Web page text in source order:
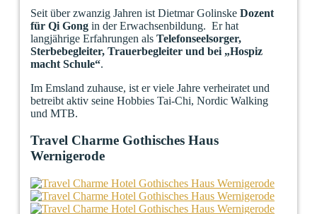
Seit über zwanzig Jahren ist Dietmar Golinske Dozent
für Qi Gong in der Erwachsenbildung. Er hat
langjährige Erfahrungen als Telefonseelsorger,
Sterbebegleiter, Trauerbegleiter und bei „Hospiz
macht Schule“.
Im Emsland zuhause, ist er viele Jahre verheiratet und
betreibt aktiv seine Hobbies Tai-Chi, Nordic Walking
und MTB.
Travel Charme Gothisches Haus
Wernigerode